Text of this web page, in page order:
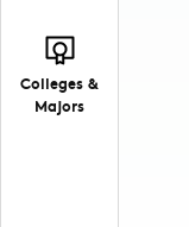
Colleges &
Majors